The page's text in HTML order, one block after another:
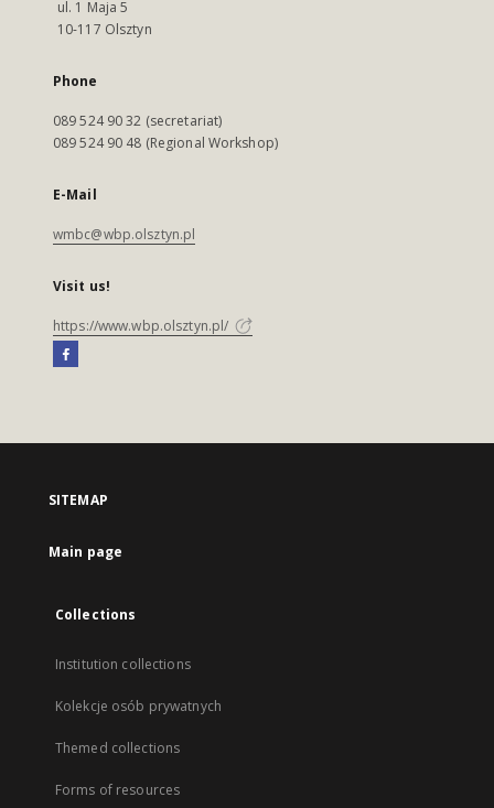
ul. 1 Maja 5
10-117 Olsztyn
Phone
089 524 90 32 (secretariat)
089 524 90 48 (Regional Workshop)
E-Mail
wmbc@wbp.olsztyn.pl
Visit us!
https://www.wbp.olsztyn.pl/
SITEMAP
Main page
Collections
Institution collections
Kolekcje osób prywatnych
Themed collections
Forms of resources